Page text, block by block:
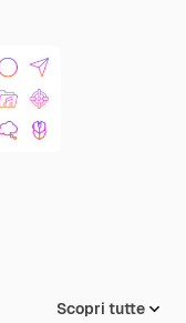
Scopri tutte